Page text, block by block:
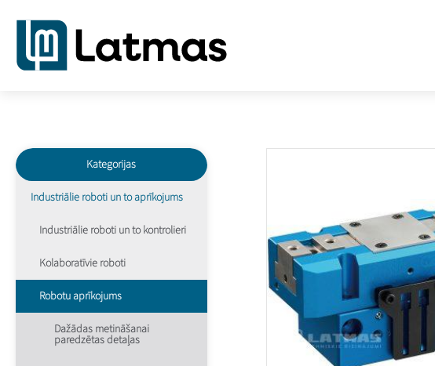
Kategorijas
Industriālie roboti un to aprīkojums
Industriālie roboti un to kontrolieri
Kolaboratīvie roboti
Robotu aprīkojums
Dažādas metināšanai
paredzētas detaļas